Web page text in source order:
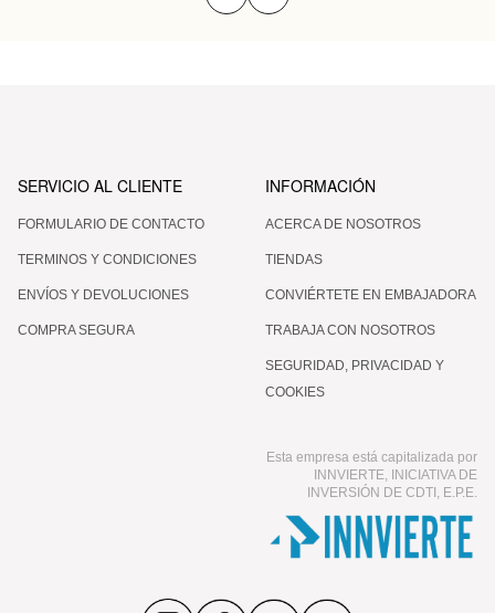
SERVICIO AL CLIENTE
FORMULARIO DE CONTACTO
TERMINOS Y CONDICIONES
ENVÍOS Y DEVOLUCIONES
COMPRA SEGURA
INFORMACIÓN
ACERCA DE NOSOTROS
TIENDAS
CONVIÉRTETE EN EMBAJADORA
TRABAJA CON NOSOTROS
SEGURIDAD, PRIVACIDAD Y
COOKIES
Esta empresa está capitalizada por
INNVIERTE, INICIATIVA DE
INVERSIÓN DE CDTI, E.P.E.